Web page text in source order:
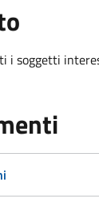
i soggetti